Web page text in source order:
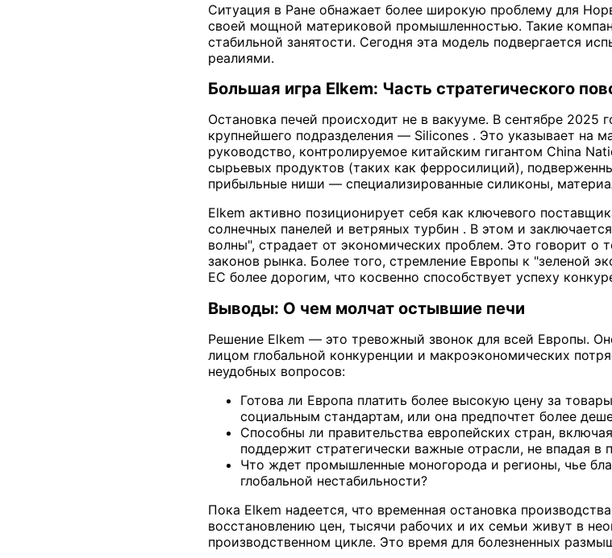
Ситуация в Ране обнажает более широкую проблему для
своей мощной материковой промышленностью. Такие
стабильной занятости. Сегодня эта модель подвергается
реалиями.
Большая игра Elkem: Часть стратегического
Остановка печей происходит не в вакууме. В сентябре 2025
крупнейшего подразделения — Silicones . Это указывает на
руководство, контролируемое китайским гигантом China
сырьевых продуктов (таких как ферросилиций),
прибыльные ниши — специализированные силиконы,
Elkem активно позиционирует себя как ключевого
солнечных панелей и ветряных турбин . В этом и
волны", страдает от экономических проблем. Это говорит о
законов рынка. Более того, стремление Европы к "зеленой
ЕС более дорогим, что косвенно способствует успеху
Выводы: О чем молчат остывшие печи
Решение Elkem — это тревожный звонок для всей Европы.
лицом глобальной конкуренции и макроэкономических
неудобных вопросов:
Готова ли Европа платить более высокую цену за
социальным стандартам, или она предпочтет более
Способны ли правительства европейских стран,
поддержит стратегически важные отрасли, не впадая в
Что ждет промышленные моногорода и регионы, чье
глобальной нестабильности?
Пока Elkem надеется, что временная остановка
восстановлению цен, тысячи рабочих и их семьи живут в
производственном цикле. Это время для болезненных